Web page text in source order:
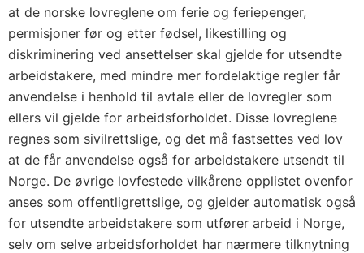
at de norske lovreglene om ferie og feriepenger,
permisjoner før og etter fødsel, likestilling og
diskriminering ved ansettelser skal gjelde for utsendte
arbeidstakere, med mindre mer fordelaktige regler får
anvendelse i henhold til avtale eller de lovregler som
ellers vil gjelde for arbeidsforholdet. Disse lovreglene
regnes som sivilrettslige, og det må fastsettes ved lov
at de får anvendelse også for arbeidstakere utsendt til
Norge. De øvrige lovfestede vilkårene opplistet ovenfor
anses som offentligrettslige, og gjelder automatisk også
for utsendte arbeidstakere som utfører arbeid i Norge,
selv om selve arbeidsforholdet har nærmere tilknytning